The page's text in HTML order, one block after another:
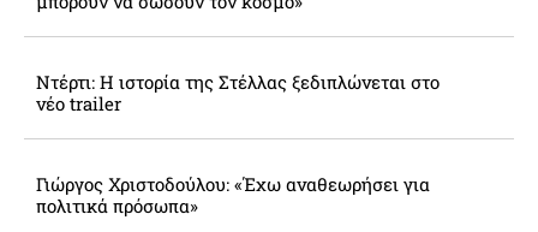
Ντέρτι: Η ιστορία της Στέλλας ξεδιπλώνεται στο
νέο trailer
Γιώργος Χριστοδούλου: «Έχω αναθεωρήσει για
πολιτικά πρόσωπα»